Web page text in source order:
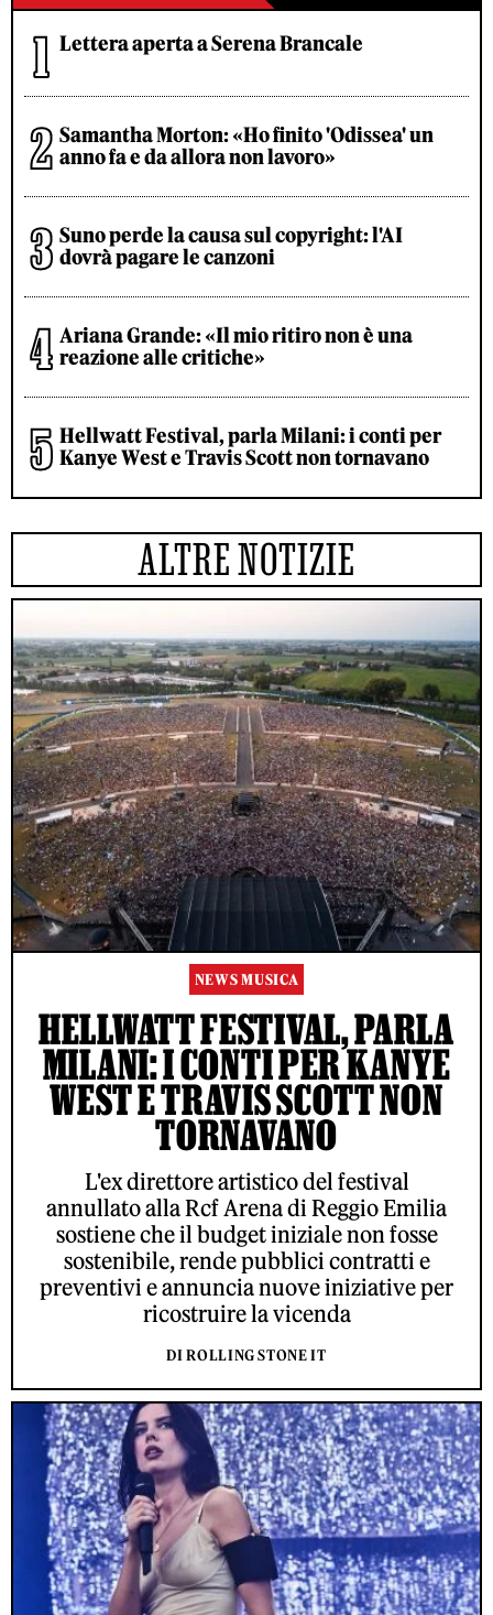
Lettera aperta a Serena Brancale
Samantha Morton: «Ho finito 'Odissea' un
anno fa e da allora non lavoro»
Suno perde la causa sul copyright: l'AI
dovrà pagare le canzoni
Ariana Grande: «Il mio ritiro non è una
reazione alle critiche»
Hellwatt Festival, parla Milani: i conti per
Kanye West e Travis Scott non tornavano
ALTRE NOTIZIE
NEWS MUSICA
HELLWATT FESTIVAL, PARLA
MILANI: I CONTI PER KANYE
WEST E TRAVIS SCOTT NON
TORNAVANO
L'ex direttore artistico del festival
annullato alla Rcf Arena di Reggio Emilia
sostiene che il budget iniziale non fosse
sostenibile, rende pubblici contratti e
preventivi e annuncia nuove iniziative per
ricostruire la vicenda
DI ROLLING STONE IT